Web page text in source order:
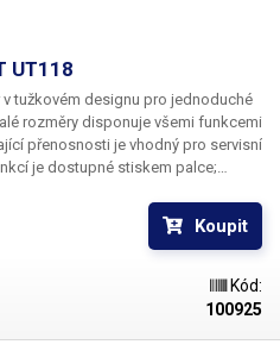
UT118
tužkovém designu pro jednoduché
rozměry disponuje všemi funkcemi
přenosnosti je vhodný pro servisní
je dostupné stiskem palce;
LCD a osvětlení hrotu a
Koupit
Kód:
100925